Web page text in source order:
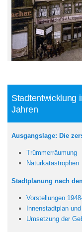
Stadtentwicklung
Jahren
Ausgangslage: Die
Trümmerräumung
Naturkatastrophen
Stadtplanung nach
Vorstellungen
Innenstadtplan
Umsetzung der